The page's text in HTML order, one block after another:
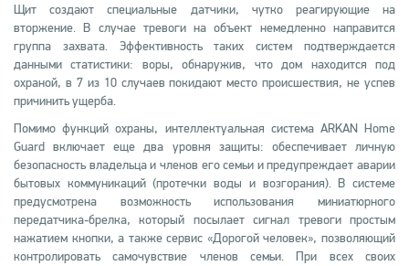
Щит создают специальные датчики, чутко реагирующие на
вторжение. В случае тревоги на объект немедленно направится
группа захвата. Эффективность таких систем подтверждается
данными статистики: воры, обнаружив, что дом находится под
охраной, в 7 из 10 случаев покидают место происшествия, не успев
причинить ущерба.
Помимо функций охраны, интеллектуальная система ARKAN Home
Guard включает еще два уровня защиты: обеспечивает личную
безопасность владельца и членов его семьи и предупреждает аварии
бытовых коммуникаций (протечки воды и возгорания). В системе
предусмотрена возможность использования миниатюрного
передатчика-брелка, который посылает сигнал тревоги простым
нажатием кнопки, а также сервис «Дорогой человек», позволяющий
контролировать самочувствие членов семьи. При всех своих